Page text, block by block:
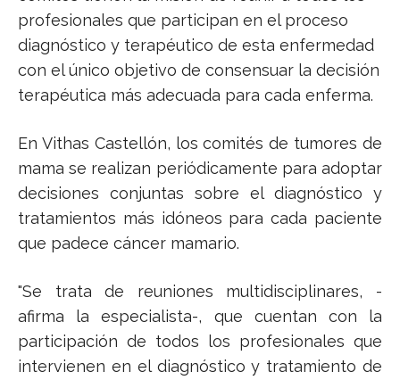
profesionales que participan en el proceso
diagnóstico y terapéutico de esta enfermedad
con el único objetivo de consensuar la decisión
terapéutica más adecuada para cada enferma.
En Vithas Castellón, los comités de tumores de
mama se realizan periódicamente para adoptar
decisiones conjuntas sobre el diagnóstico y
tratamientos más idóneos para cada paciente
que padece cáncer mamario.
"Se trata de reuniones multidisciplinares, -
afirma la especialista-, que cuentan con la
participación de todos los profesionales que
intervienen en el diagnóstico y tratamiento de